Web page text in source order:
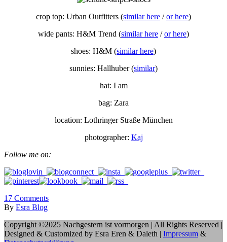
crop top: Urban Outfitters (similar here /or here)
wide pants: H&M Trend (similar here /or here)
shoes: H&M (similar here)
sunnies: Hallhuber (similar)
hat: I am
bag: Zara
location: Lothringer Straße München
photographer: Kaj
Follow me on:
17 Comments
By Esra Blog
Copyright ©2025 Nachgestern ist vormorgen | All Rights Reserved |
Designed & Customized by Esra Eren & Daleth | Impressum &